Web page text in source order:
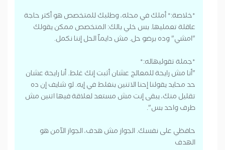
*خلاصة:* أملك في محله، وطلبك للمتخصص هو أكتر حاجة
عاقلة تعمليها. بس خلي بالك: المتخصص ممكن يقولك
"امشي" وده برضو حل. مش دايماً الحل إننا نكمل.
*جملة تقوليهاله:*
"أنا مش رايحة للمعالج عشان أثبت إنك غلط. أنا رايحة عشان
حد محايد يقولنا إحنا الاتنين بنغلط في إيه. لو شايف إن ده
تقليل منك، يبقى إنت مش مستعد لعلاقة فيها اتنين مش
طرف واحد بس".
حافظي على نفسك. الجواز مش هدف، الجواز الآمن هو
الهدف